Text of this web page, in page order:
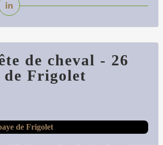
de cheval - 26
de Frigolet